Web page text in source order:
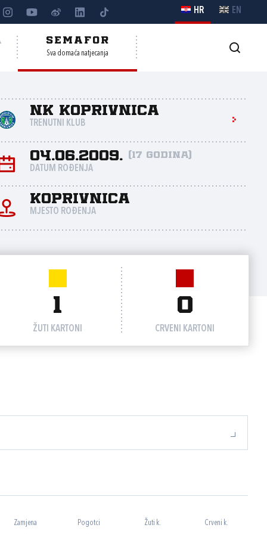
HR EN
SEMAFOR
Sva domaća natjecanja
NK Koprivnica
TRENUTNI KLUB
04.06.2009. (17 godina)
DATUM ROĐENJA
Koprivnica
MJESTO ROĐENJA
1
ŽUTI KARTONI
0
CRVENI KARTONI
Zamjena Pogotci Žuti k. Crveni k.